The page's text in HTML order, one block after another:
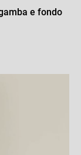
e fondo